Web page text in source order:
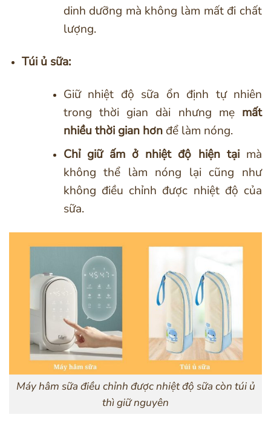
dinh dưỡng mà không làm mất đi chất
lượng.
Túi ủ sữa:
Giữ nhiệt độ sữa ổn định tự nhiên
trong thời gian dài nhưng mẹ mất
nhiều thời gian hơnđể làm nóng.
Chỉ giữ ấm ở nhiệt độ hiện tạimà
không thể làm nóng lại cũng như
không điều chỉnh được nhiệt độ của
sữa.
Máy hâm sữa điều chỉnh được nhiệt độ sữa còn túi ủ
thì giữ nguyên